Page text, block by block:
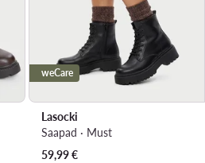
weCare
Lasocki
Saapad · Must
59,99€